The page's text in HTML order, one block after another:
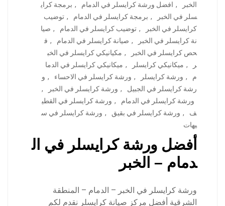
الخبر
, افضل ورشة كرايسلر في الدمام , برمجة كراي
سلر في الخبر
, برمجة كرايسلر في الدمام , توضيب
كرايسلر في الخبر
, توضيب كرايسلر في الدمام , صيا
نة كرايسلر في الخبر
, صيانة كرايسلر في الدمام , ف
حص كرايسلر في الخبر
, مكيانيكي كرايسلر في الخب
ر
, ميكانيكي كرايسلر , ميكانيكي كرايسلر في الدما
م
, ورشة كرايسلر , ورشة كرايسلر في الاحساء , و
رشة كرايسلر في الجبيل
, ورشة كرايسلر في الخبر
,
ورشة كرايسلر في الدمام
, ورشة كرايسلر في القطي
ف
, ورشة كرايسلر في بقيق , ورشة كرايسلر في س
يهات
أفضل ورشة كرايسلر في ال
دمام – الخبر
ورشة كرايسلر في الخبر – الدمام – المنطقة
الشرقية أفضل مركز صيانة كرايسلر نقدم لكم